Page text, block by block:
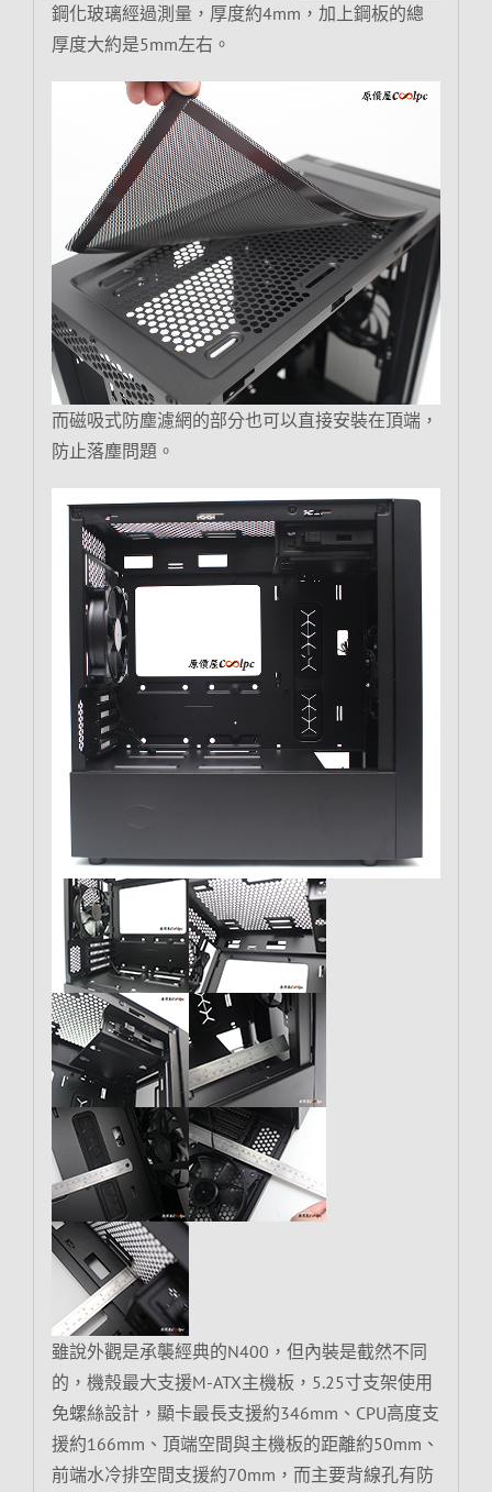
鋼化玻璃經過測量，厚度約4mm，加上鋼板的總
厚度大約是5mm左右。
而磁吸式防塵濾網的部分也可以直接安裝在頂端，
防止落塵問題。
雖說外觀是承襲經典的N400，但內裝是截然不同
的，機殼最大支援M-ATX主機板，5.25寸支架使用
免螺絲設計，顯卡最長支援約346mm、CPU高度支
援約166mm、頂端空間與主機板的距離約50mm、
前端水冷排空間支援約70mm，而主要背線孔有防